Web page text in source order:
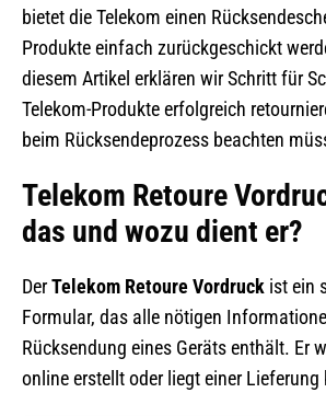
bietet die Telekom einen
Produkte einfach zurückgeschickt
diesem Artikel erklären wir Schritt für
Telekom-Produkte erfolgreich
beim Rücksendeprozess beachten
Telekom Retoure
das und wozu dient er?
DerTelekom Retoure Vordruck ist ein
Formular, das alle nötigen
Rücksendung eines Geräts enthält. Er
online erstellt oder liegt einer Lieferung